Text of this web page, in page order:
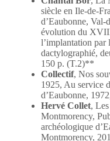
siècle en Ile-de-
d’Eaubonne, Val-
évolution du
l’implantation par
dactylographié,
150 p. (T.2)**
Collectif, Nos
1925, Au service
d’Eaubonne,
Hervé Collet,
Montmorency,
archéologique
Montmorency,